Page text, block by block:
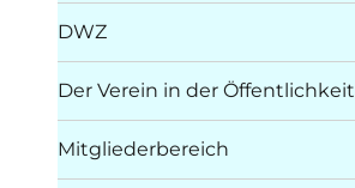
DWZ
Der Verein in der Öffentlichkeit
Mitgliederbereich